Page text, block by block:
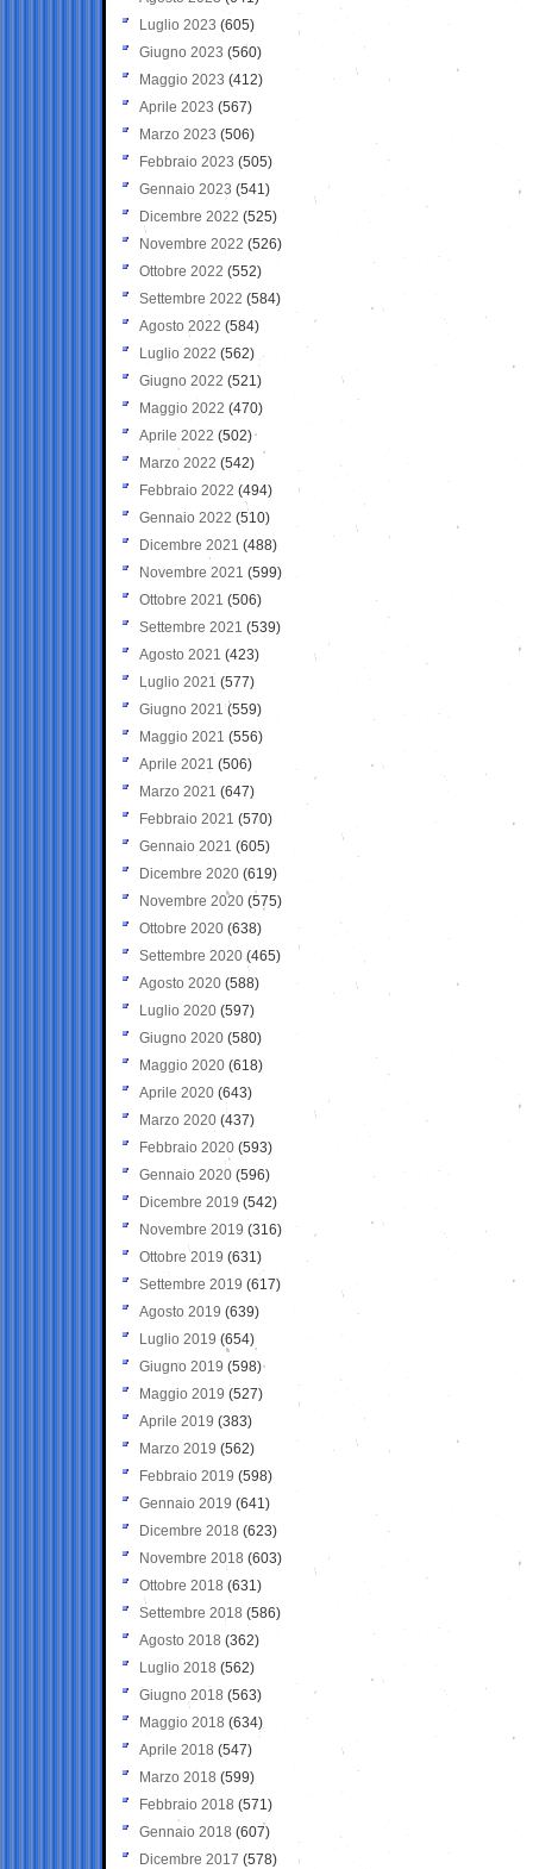
Luglio 2023 (605)
Giugno 2023 (560)
Maggio 2023 (412)
Aprile 2023 (567)
Marzo 2023 (506)
Febbraio 2023 (505)
Gennaio 2023 (541)
Dicembre 2022 (525)
Novembre 2022 (526)
Ottobre 2022 (552)
Settembre 2022 (584)
Agosto 2022 (584)
Luglio 2022 (562)
Giugno 2022 (521)
Maggio 2022 (470)
Aprile 2022 (502)
Marzo 2022 (542)
Febbraio 2022 (494)
Gennaio 2022 (510)
Dicembre 2021 (488)
Novembre 2021 (599)
Ottobre 2021 (506)
Settembre 2021 (539)
Agosto 2021 (423)
Luglio 2021 (577)
Giugno 2021(559)
Maggio 2021 (556)
Aprile 2021 (506)
Marzo 2021 (647)
Febbraio 2021 (570)
Gennaio 2021 (605)
Dicembre 2020 (619)
Novembre 2020 (575)
Ottobre 2020 (638)
Settembre 2020(465)
Agosto 2020 (588)
Luglio 2020 (597)
Giugno 2020 (580)
Maggio 2020 (618)
Aprile 2020 (643)
Marzo 2020 (437)
Febbraio 2020 (593)
Gennaio 2020 (596)
Dicembre 2019 (542)
Novembre 2019 (316)
Ottobre 2019 (631)
Settembre 2019 (617)
Agosto 2019 (639)
Luglio 2019 (654)
Giugno 2019 (598)
Maggio 2019 (527)
Aprile 2019 (383)
Marzo 2019 (562)
Febbraio 2019 (598)
Gennaio 2019 (641)
Dicembre 2018 (623)
Novembre 2018 (603)
Ottobre 2018 (631)
Settembre 2018 (586)
Agosto 2018 (362)
Luglio 2018 (562)
Giugno 2018 (563)
Maggio 2018 (634)
Aprile 2018 (547)
Marzo 2018 (599)
Febbraio 2018 (571)
Gennaio 2018 (607)
Dicembre 2017 (578)